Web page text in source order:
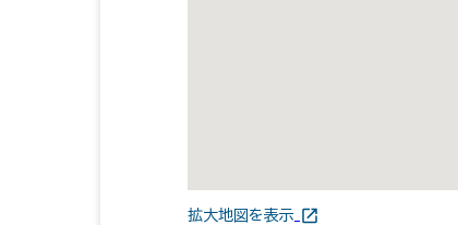
拡大地図を表示